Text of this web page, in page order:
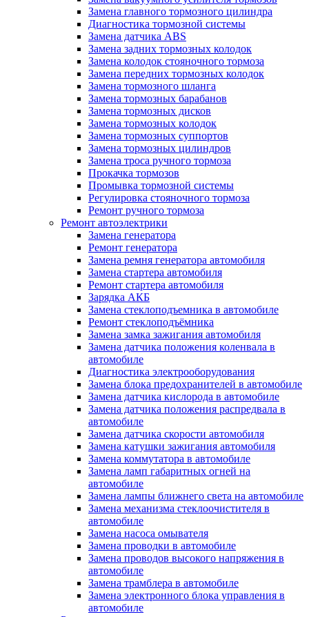
Замена главного тормозного цилиндра
Диагностика тормозной системы
Замена датчика ABS
Замена задних тормозных колодок
Замена колодок стояночного тормоза
Замена передних тормозных колодок
Замена тормозного шланга
Замена тормозных барабанов
Замена тормозных дисков
Замена тормозных колодок
Замена тормозных суппортов
Замена тормозных цилиндров
Замена троса ручного тормоза
Прокачка тормозов
Промывка тормозной системы
Регулировка стояночного тормоза
Ремонт ручного тормоза
Ремонт автоэлектрики
Замена генератора
Ремонт генератора
Замена ремня генератора автомобиля
Замена стартера автомобиля
Ремонт стартера автомобиля
Зарядка АКБ
Замена стеклоподъемника в автомобиле
Ремонт стеклоподъёмника
Замена замка зажигания автомобиля
Замена датчика положения коленвала в
автомобиле
Диагностика электрооборудования
Замена блока предохранителей в автомобиле
Замена датчика кислорода в автомобиле
Замена датчика положения распредвала в
автомобиле
Замена датчика скорости автомобиля
Замена катушки зажигания автомобиля
Замена коммутатора в автомобиле
Замена ламп габаритных огней на
автомобиле
Замена лампы ближнего света на автомобиле
Замена механизма стеклоочистителя в
автомобиле
Замена насоса омывателя
Замена проводки в автомобиле
Замена проводов высокого напряжения в
автомобиле
Замена трамблера в автомобиле
Замена электронного блока управления в
автомобиле